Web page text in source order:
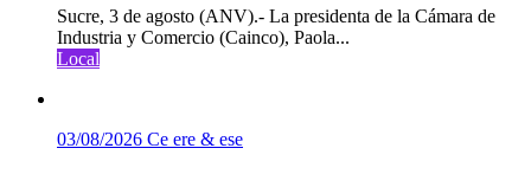
Sucre, 3 de agosto (ANV).- La presidenta de la Cámara de
Industria y Comercio (Cainco), Paola...
Local
03/08/2026 Ce ere & ese